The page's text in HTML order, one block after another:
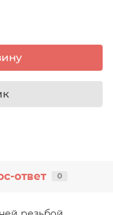
ответ 0